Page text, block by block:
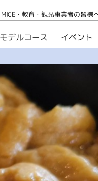
モデルコース イベント
MICE・教育・観光事業者の皆様